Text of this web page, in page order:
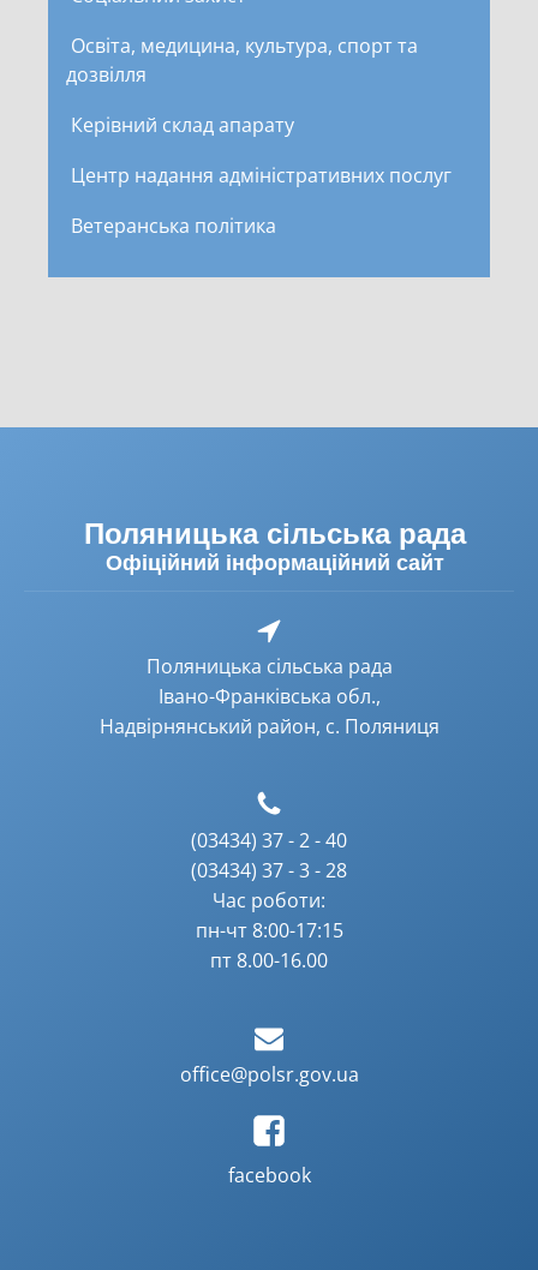
Освіта, медицина, культура, спорт та
дозвілля
Керівний склад апарату
Центр надання адміністративних послуг
Ветеранська політика
Поляницька сільська рада
Офіційний інформаційний сайт
Поляницька сільська рада
Івано-Франківська обл.,
Надвірнянський район, с. Поляниця
(03434) 37 - 2 - 40
(03434) 37 - 3 - 28
Час роботи:
пн-чт 8:00-17:15
пт 8.00-16.00
office@polsr.gov.ua
facebook